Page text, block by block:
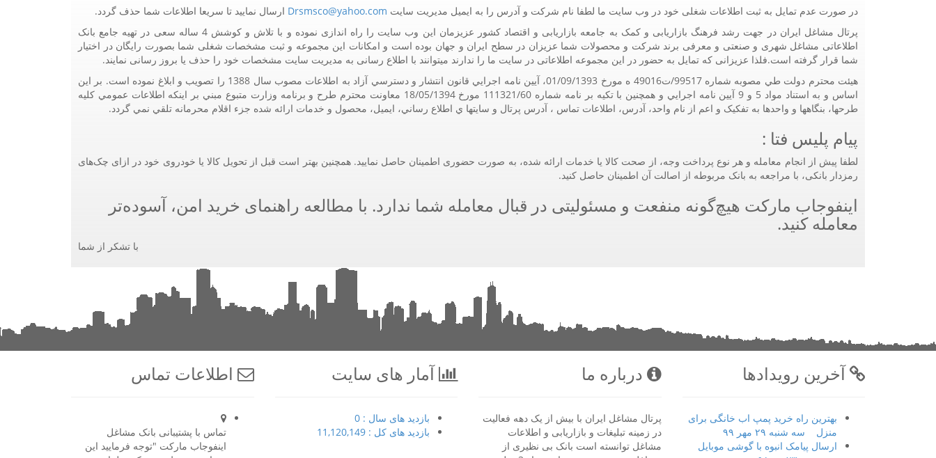
در صورت عدم تمایل به ثبت اطلاعات شغلی خود در وب سایت ما لطفا نام شرکت و آدرس را به ایمیل مدیریت سایت Drsmsco@yahoo.com ارسال نمایید تا سریعا اطلاعات شما حذف گردد.
پرتال مشاغل ایران در جهت رشد فرهنگ بازاریابی و کمک به جامعه بازاریابی و اقتصاد کشور عزیزمان این وب سایت را راه اندازی نموده و با تلاش و کوشش 4 ساله سعی در تهیه جامع بانک
اطلاعاتی مشاغل شهری و صنعتی و معرفی برند شرکت و محصولات شما عزیزان در سطح ایران و جهان بوده است و امکانات این مجموعه و ثبت مشخصات شغلی شما بصورت رایگان در اختیار
شما قرار گرفته است.فلذا عزیزانی که تمایل به حضور در این مجموعه اطلاعاتی در سایت ما را ندارند میتوانند با اطلاع رسانی به مدیریت سایت مشخصات خود را حذف یا بروز رسانی نمایند.
هيئت محترم دولت طي مصوبه شماره 99517/ت49016 ه مورخ 01/09/1393، آيين نامه اجرايي قانون انتشار و دسترسي آزاد به اطلاعات مصوب سال 1388 را تصويب و ابلاغ نموده است. بر اين
اساس و به استناد مواد 5 و 9 آيين نامه اجرايي و همچنين با تکيه بر نامه شماره 111321/60 مورخ 18/05/1394 معاونت محترم طرح و برنامه وزارت متبوع مبني بر اينکه اطلاعات عمومي کليه
طرحها، بنگاهها و واحدها به تفکيک و اعم از نام واحد، آدرس، اطلاعات تماس ، آدرس پرتال و سايتها ي اطلاع رساني، ايميل، محصول و خدمات ارائه شده جزء اقلام محرمانه تلقي نمي گردد.
پیام پلیس فتا :
لطفا پیش از انجام معامله و هر نوع پرداخت وجه، از صحت کالا یا خدمات ارائه شده، به صورت حضوری اطمینان حاصل نمایید. همچنین بهتر است قبل از تحویل کالا یا خودروی خود در ازای چک‌های
رمزدار بانکی، با مراجعه به بانک مربوطه از اصالت آن اطمینان حاصل کنید.
اینفوجاب مارکت هیچ‌گونه منفعت و مسئولیتی در قبال معامله شما ندارد. با مطالعه راهنمای خرید امن، آسوده‌تر
معامله کنید.
با تشکر از شما
اطلاعات تماس
تماس با پشتیبانی بانک مشاغل
اینفوجاب مارکت "توجه فرمایید این
آمار های سایت
بازدید های سال : 0
بازدید های کل : 11,120,149
درباره ما
پرتال مشاغل ایران با بیش از یک دهه فعالیت
در زمینه تبلیغات و بازاریابی و اطلاعات
مشاغل توانسته است بانک بی نظیری از
آخرین رویدادها
بهترین راه خرید پمپ اب خانگی برای
منزل سه شنبه ۲۹ مهر ۹۹
ارسال پیامک انبوه با گوشی موبایل